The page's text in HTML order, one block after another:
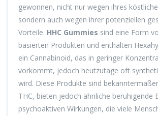
gewonnen, nicht nur wegen ihres
sondern auch wegen ihrer potenziellen
Vorteile. HHC Gummies sind eine Form
basierten Produkten und enthalten
ein Cannabinoid, das in geringer
vorkommt, jedoch heutzutage oft
wird. Diese Produkte sind
THC, bieten jedoch ähnliche beruhigende
psychoaktiven Wirkungen, die viele